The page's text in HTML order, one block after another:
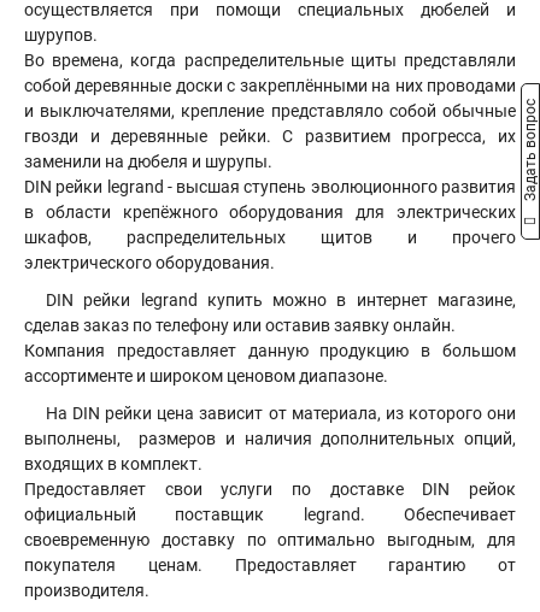
осуществляется при помощи специальных дюбелей и
шурупов.
Во времена, когда распределительные щиты представляли
собой деревянные доски с закреплёнными на них проводами
и выключателями, крепление представляло собой обычные
гвозди и деревянные рейки. С развитием прогресса, их
заменили на дюбеля и шурупы.
DIN рейки legrand - высшая ступень эволюционного развития
в области крепёжного оборудования для электрических
шкафов, распределительных щитов и прочего
электрического оборудования.
DIN рейки legrand купить можно в интернет магазине,
сделав заказ по телефону или оставив заявку онлайн.
Компания предоставляет данную продукцию в большом
ассортименте и широком ценовом диапазоне.
На DIN рейки цена зависит от материала, из которого они
выполнены, размеров и наличия дополнительных опций,
входящих в комплект.
Предоставляет свои услуги по доставке DIN рейок
официальный поставщик legrand. Обеспечивает
своевременную доставку по оптимально выгодным, для
покупателя ценам. Предоставляет гарантию от
производителя.
Задать вопрос